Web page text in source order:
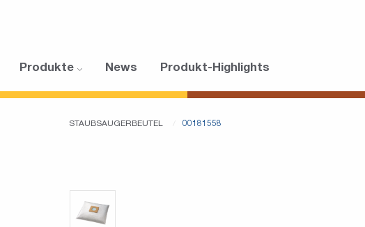
Produkte News Produkt-Highlights
STAUBSAUGERBEUTEL 00181558